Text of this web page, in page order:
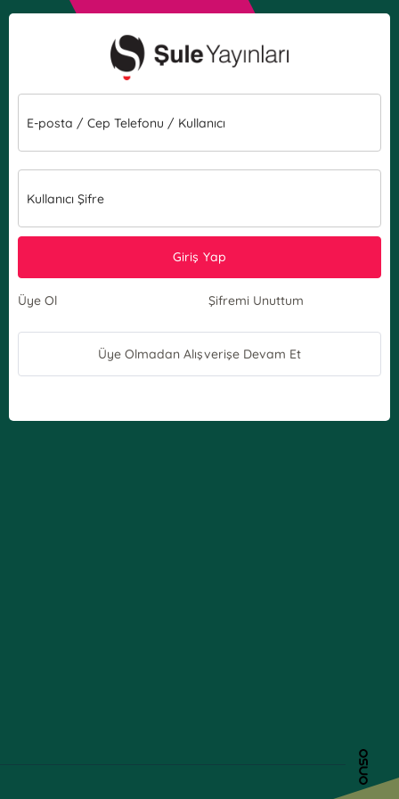
E-posta / Cep Telefonu / Kullanıcı
Kullanıcı Şifre
Giriş Yap
Üye Ol Şifremi Unuttum
Üye Olmadan Alışverişe Devam Et